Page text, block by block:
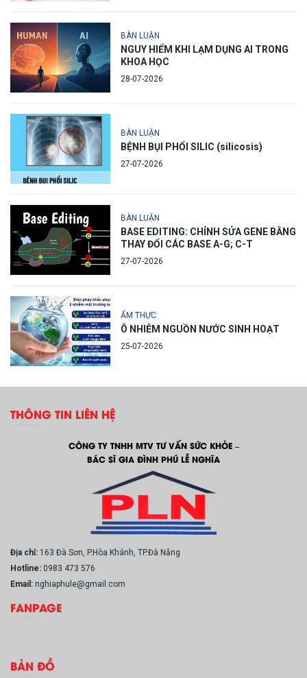
BÀN LUẬN
NGUY HIỂM KHI LẠM DỤNG AI TRONG
KHOA HỌC
28-07-2026
BÀN LUẬN
BỆNH BỤI PHỔI SILIC (silicosis)
27-07-2026
BÀN LUẬN
BASE EDITING: CHỈNH SỬA GENE BẰNG
THAY ĐỔI CÁC BASE A-G; C-T
27-07-2026
ẨM THỰC
Ô NHIỄM NGUỒN NƯỚC SINH HOẠT
25-07-2026
THÔNG TIN LIÊN HỆ
CÔNG TY TNHH MTV TƯ VẤN SỨC KHỎE –
BÁC SĨ GIA ĐÌNH PHÚ LỄ NGHĨA
Địa chỉ: 163 Đà Sơn, P.Hòa Khánh, TP.Đà Nẵng
Hotline: 0983 473 576
Email: nghiaphule@gmail.com
FANPAGE
BẢN ĐỒ